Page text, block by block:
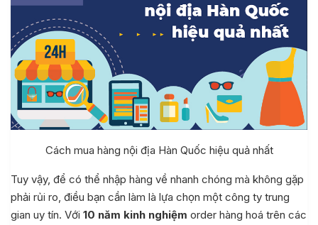
Cách mua hàng nội địa Hàn Quốc hiệu quả nhất
Tuy vậy, để có thể nhập hàng về nhanh chóng mà không gặp
phải rủi ro, điều bạn cần làm là lựa chọn một công ty trung
gian uy tín. Với 10 năm kinh nghiệm order hàng hoá trên các